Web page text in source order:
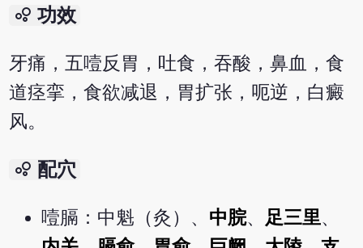
bubble_chart 功效
牙痛，五噎反胃，吐食，吞酸，鼻血，食
道痉挛，食欲减退，胃扩张，呃逆，白癜
风。
bubble_chart 配穴
噎膈：中魁（灸）、 中脘、 足三里、